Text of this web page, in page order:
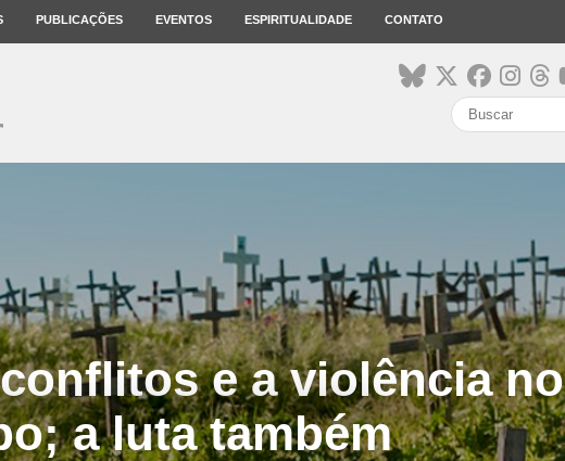
PUBLICAÇÕES EVENTOS ESPIRITUALIDADE CONTATO
e a violência no
a luta também